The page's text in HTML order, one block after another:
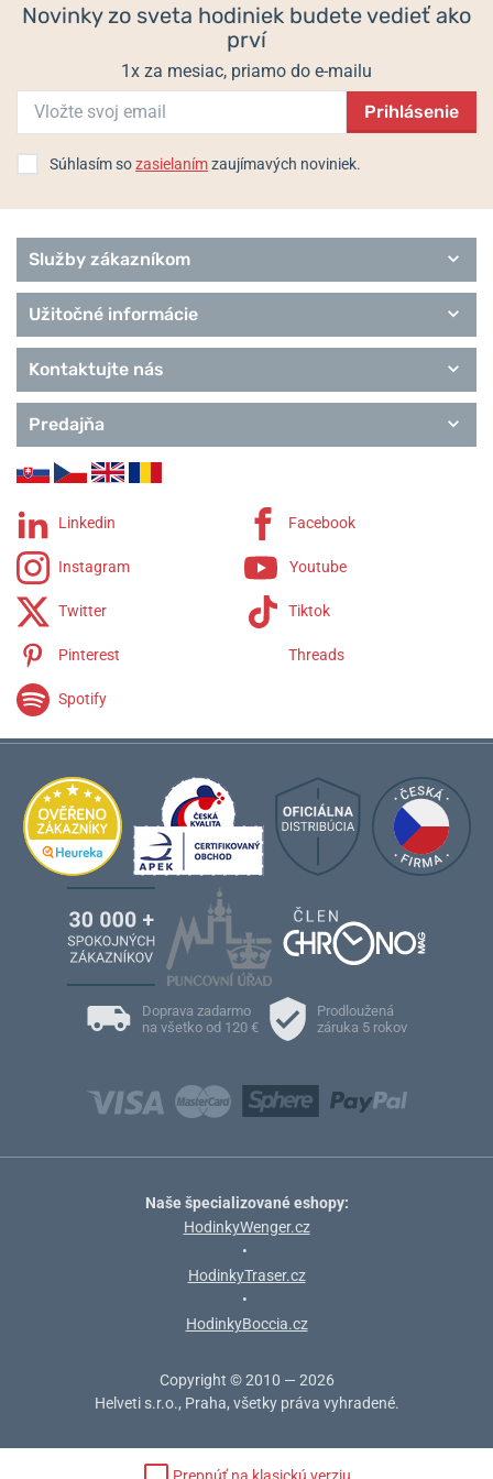
Novinky zo sveta hodiniek budete vedieť ako
prví
1x za mesiac, priamo do e-mailu
Prihlásenie
Súhlasím sozasielanímzaujímavých noviniek.
Služby zákazníkom
Užitočné informácie
Kontaktujte nás
Predajňa
Linkedin Facebook
Instagram Youtube
Twitter Tiktok
Pinterest Threads
Spotify
Doprava zadarmo
na všetko od 120 €
Prodloužená
záruka 5 rokov
Naše špecializované eshopy:
HodinkyWenger.cz
•
HodinkyTraser.cz
•
HodinkyBoccia.cz
Copyright © 2010 — 2026
Helveti s.r.o., Praha, všetky práva vyhradené.
Prepnúť na klasickú verziu